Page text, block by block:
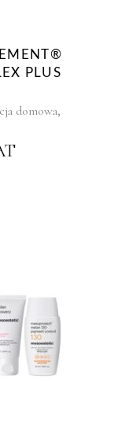
PLUS
domowa,